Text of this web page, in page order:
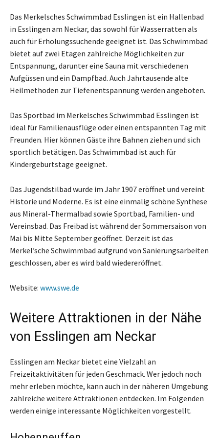
Das Merkelsches Schwimmbad Esslingen ist ein Hallenbad
in Esslingen am Neckar, das sowohl für Wasserratten als
auch für Erholungssuchende geeignet ist. Das Schwimmbad
bietet auf zwei Etagen zahlreiche Möglichkeiten zur
Entspannung, darunter eine Sauna mit verschiedenen
Aufgüssen und ein Dampfbad. Auch Jahrtausende alte
Heilmethoden zur Tiefenentspannung werden angeboten.
Das Sportbad im Merkelsches Schwimmbad Esslingen ist
ideal für Familienausflüge oder einen entspannten Tag mit
Freunden. Hier können Gäste ihre Bahnen ziehen und sich
sportlich betätigen. Das Schwimmbad ist auch für
Kindergeburtstage geeignet.
Das Jugendstilbad wurde im Jahr 1907 eröffnet und vereint
Historie und Moderne. Es ist eine einmalig schöne Synthese
aus Mineral-Thermalbad sowie Sportbad, Familien- und
Vereinsbad. Das Freibad ist während der Sommersaison von
Mai bis Mitte September geöffnet. Derzeit ist das
Merkel’sche Schwimmbad aufgrund von Sanierungsarbeiten
geschlossen, aber es wird bald wiedereröffnet.
Website: www.swe.de
Weitere Attraktionen in der Nähe
von Esslingen am Neckar
Esslingen am Neckar bietet eine Vielzahl an
Freizeitaktivitäten für jeden Geschmack. Wer jedoch noch
mehr erleben möchte, kann auch in der näheren Umgebung
zahlreiche weitere Attraktionen entdecken. Im Folgenden
werden einige interessante Möglichkeiten vorgestellt.